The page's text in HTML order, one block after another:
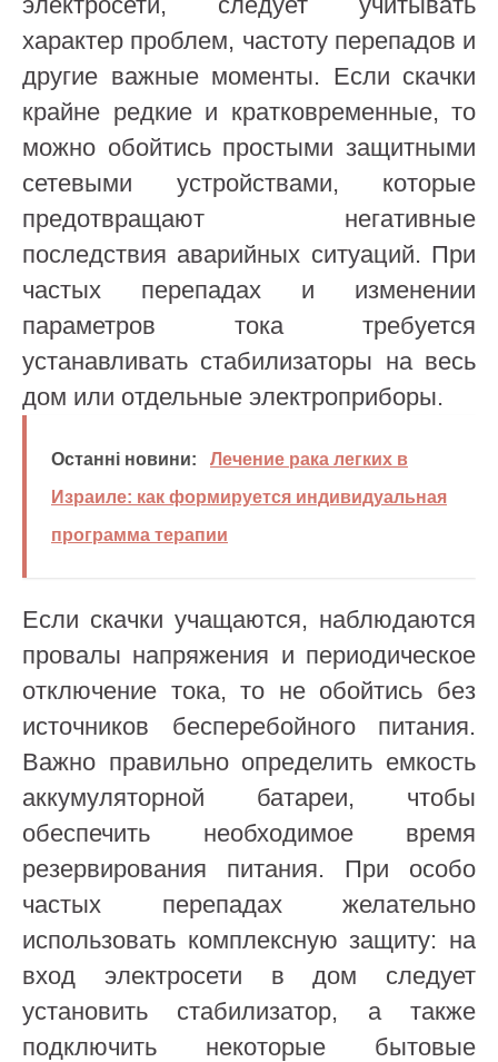
характер проблем, частоту перепадов и
другие важные моменты. Если скачки
крайне редкие и кратковременные, то
можно обойтись простыми защитными
сетевыми устройствами, которые
предотвращают негативные
последствия аварийных ситуаций. При
частых перепадах и изменении
параметров тока требуется
устанавливать стабилизаторы на весь
дом или отдельные электроприборы.
Останні новини:
Лечение рака легких в
Израиле: как формируется индивидуальная
программа терапии
Если скачки учащаются, наблюдаются
провалы напряжения и периодическое
отключение тока, то не обойтись без
источников бесперебойного питания.
Важно правильно определить емкость
аккумуляторной батареи, чтобы
обеспечить необходимое время
резервирования питания. При особо
частых перепадах желательно
использовать комплексную защиту: на
вход электросети в дом следует
установить стабилизатор, а также
подключить некоторые бытовые